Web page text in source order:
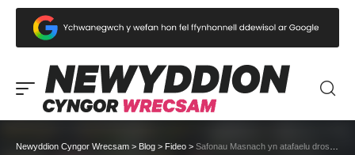
Newyddion Cyngor Wrecsam > Blog > Fideo > Safonau Masnach yn atafaelu dros 30,000 o sigaréts anghyfreithlon